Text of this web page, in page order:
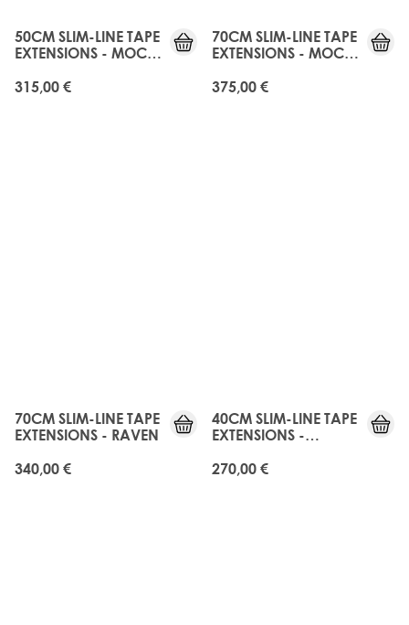
50CM SLIM-LINE TAPE
EXTENSIONS - MOCHA
315,00 €
70CM SLIM-LINE TAPE
EXTENSIONS - MOCHA
375,00 €
70CM SLIM-LINE TAPE
EXTENSIONS - RAVEN
340,00 €
40CM SLIM-LINE TAPE
EXTENSIONS -
270,00 €